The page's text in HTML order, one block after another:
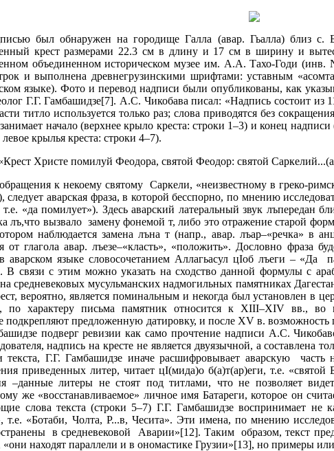
был обнаружен на городище Галла (авар. Гьалла) близ с.
крест размерами 22.3 см в длину и 17 см в ширину и
объединенном историческом музее им. А.А. Тахо-Годи (инв.
и выполнена древнегрузинскими шрифтами: уставным
языке). Фото и перевод надписи были опубликованы, как
Г.Г. Гамбашидзе[7]. А.С. Чикобава писал: «Надпись состоит из
титло используется только раз; слова приводятся без
начало (верхнее крыло креста: строки 1–3) и конец
крылья креста: строки 4–7).
Христе помилуй Феодора, святой Феодор: святой
к некоему святому Саркели, «неизвестному в греко-
следует аварская фраза, в которой бесспорно, по мнению
«да помилует»). Здесь аварский латеральный звук лъпередан
лъ,что вызвало замену фонемой т, либо это отражение старой
наблюдается замена лъна т (напр., авар. лъар–«речка» в
от глагола авар. лъезе–«класть», «положить». Дословно фраза
аварском языке словосочетанием Аллагьасул цIоб лъеги – «Да
связи с этим можно указать на сходство данной формулы с
средневековых мусульманских надмогильных памятниках
вероятно, является поминальным и некогда был установлен в
характеру письма памятник относится к ХIII–XIV вв., во
подкрепляют предложенную датировку, и после ХV в. возможность
подверг ревизии как само прочтение надписи А.С.
надпись на кресте не является двуязычной, а составлена
текста, Г.Г. Гамбашидзе иначе расшифровывает аварскую
приведенных литер, читает цI(мида)о б(а)т(ар)еги, т.е.
–данные литеры не стоят под титлами, что не позволяет
же «восстанавливаемое» личное имя Батареги, которое он
слова текста (строки 5–7) Г.Г. Гамбашидзе воспринимает не
т.е. «Ботаби, Чолта, Р...в, Чесита». Эти имена, по мнению
в средневековой Аварии»[12]. Таким образом, текст
«они находят параллели и в ономастике Грузии»[13], но примеры